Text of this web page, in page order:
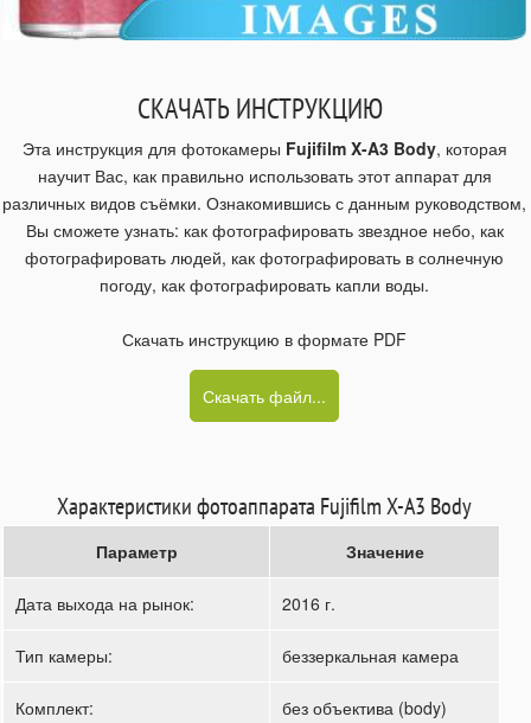
СКАЧАТЬ ИНСТРУКЦИЮ
Эта инструкция для фотокамеры Fujifilm X-A3 Body, которая
научит Вас, как правильно использовать этот аппарат для
различных видов съёмки. Ознакомившись с данным руководством,
Вы сможете узнать: как фотографировать звездное небо, как
фотографировать людей, как фотографировать в солнечную
погоду, как фотографировать капли воды.
Скачать инструкцию в формате PDF
Скачать файл...
Характеристики фотоаппарата Fujifilm X-A3 Body
Параметр Значение
Дата выхода на рынок: 2016 г.
Тип камеры: беззеркальная камера
Комплект: без объектива (body)